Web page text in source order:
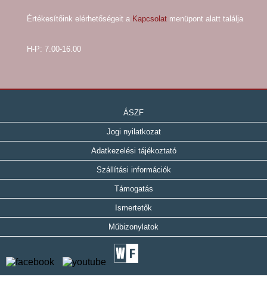
Értékesítőink elérhetőségeit a Kapcsolat menüpont alatt találja
H-P: 7.00-16.00
ÁSZF
Jogi nyilatkozat
Adatkezelési tájékoztató
Szállítási információk
Támogatás
Ismertetők
Műbizonylatok